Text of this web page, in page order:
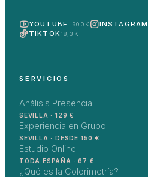
YOUTUBE +900K INSTAGRAM
TIKTOK18,3K
SERVICIOS
Análisis Presencial
SEVILLA · 129 €
Experiencia en Grupo
SEVILLA · DESDE 150 €
Estudio Online
TODA ESPAÑA · 67 €
¿Qué es la Colorimetría?